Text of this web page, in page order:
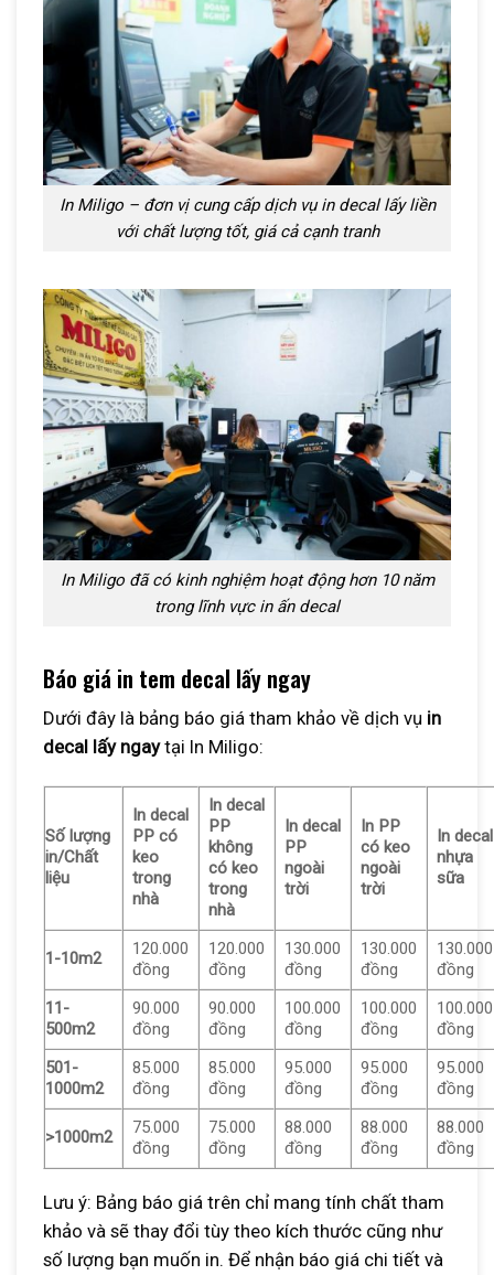
In Miligo – đơn vị cung cấp dịch vụ in decal lấy liền
với chất lượng tốt, giá cả cạnh tranh
In Miligo đã có kinh nghiệm hoạt động hơn 10 năm
trong lĩnh vực in ấn decal
Báo giá in tem decal lấy ngay
Dưới đây là bảng báo giá tham khảo về dịch vụ in
decal lấy ngaytại In Miligo:
Số lượng
in/Chất
liệu
In decal
PP có
keo
trong
nhà
In decal
PP
không
có keo
trong
nhà
In decal
PP
ngoài
trời
In PP
có keo
ngoài
trời
In decal
nhựa
sữa
1-10m2
120.000
đồng
120.000
đồng
130.000
đồng
130.000
đồng
130.000
đồng
11-
500m2
90.000
đồng
90.000
đồng
100.000
đồng
100.000
đồng
100.000
đồng
501-
1000m2
85.000
đồng
85.000
đồng
95.000
đồng
95.000
đồng
95.000
đồng
>1000m2
75.000
đồng
75.000
đồng
88.000
đồng
88.000
đồng
88.000
đồng
Lưu ý: Bảng báo giá trên chỉ mang tính chất tham
khảo và sẽ thay đổi tùy theo kích thước cũng như
số lượng bạn muốn in. Để nhận báo giá chi tiết và